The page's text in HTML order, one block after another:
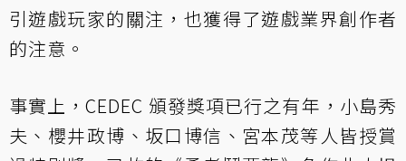
引遊戲玩家的關注，也獲得了遊戲業界創作者
的注意。
事實上，CEDEC 頒發獎項已行之有年，小島秀
夫、櫻井政博、坂口博信、宮本茂等人皆授賞